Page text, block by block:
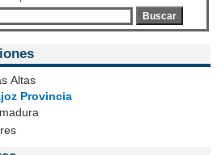
Buscar
Altas
Provincia